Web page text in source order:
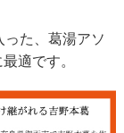
た、葛湯アソ
適です。